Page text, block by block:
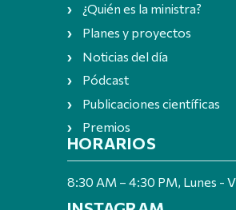
¿Quién es la ministra?
Planes y proyectos
Noticias del día
Pódcast
Publicaciones científicas
Premios
HORARIOS
8:30 AM – 4:30 PM, Lunes -